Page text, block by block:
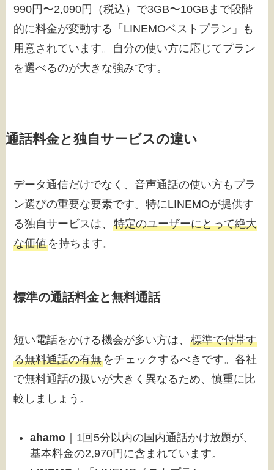
990円〜2,090円（税込）で3GB〜10GBまで段階
的に料金が変動する「LINEMOベストプラン」も
用意されています。自分の使い方に応じてプラン
を選べるのが大きな強みです。
通話料金と独自サービスの違い
データ通信だけでなく、音声通話の使い方もプラ
ン選びの重要な要素です。特にLINEMOが提供す
る独自サービスは、特定のユーザーにとって絶大
な価値を持ちます。
標準の通話料金と無料通話
短い電話をかける機会が多い方は、標準で付帯す
る無料通話の有無をチェックするべきです。各社
で無料通話の扱いが大きく異なるため、慎重に比
較しましょう。
ahamo ｜1回5分以内の国内通話かけ放題が、
基本料金の2,970円に含まれています。